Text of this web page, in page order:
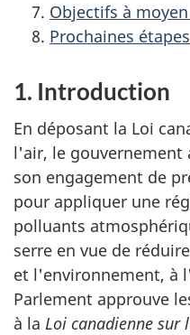
Objectifs à
Prochaines étapes
1. Introduction
En déposant la Loi
l'air, le gouvernement
son engagement de
pour appliquer une
polluants
serre en vue de
et l'environnement, à
Parlement approuve
à la Loi canadienne sur